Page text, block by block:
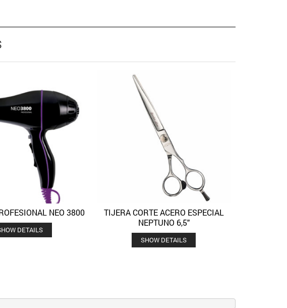
de deseos Quick View
NEO 3800
DETAILS
Añadir a la lista de deseos Quick View
TIJERA CORTE ACERO ESPECIAL
NEPTUNO 6,5″
SHOW DETAILS